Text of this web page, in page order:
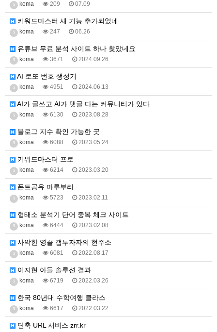
5 koma 209 07.09
키워드마스터 새 기능 추가되었네
5 koma 247 06.26
유튜브 무료 분석 사이트 하나 찾았네요
5 koma 3671 2024.09.26
AI 로또 번호 생성기
5 koma 4951 2024.06.13
AI가 글쓰고 AI가 댓글 다는 커뮤니티가 있다
5 koma 6130 2023.08.28
블로그 지수 확인 가능한 곳
5 koma 6088 2023.05.24
키워드마스터 프로
5 koma 6214 2023.03.20
폰트공유 마루부리
5 koma 5723 2023.02.11
형태소 분석기 단어 중복 체크 사이트
5 koma 6444 2023.02.08
사악한 영끌 갭투자자의 현주소
5 koma 6081 2022.08.17
이지현 아들 솔루션 결과
5 koma 6719 2022.03.26
한국 80년대 수학여행 클라스
5 koma 6617 2022.03.22
단축 URL 서비스 zrr.kr